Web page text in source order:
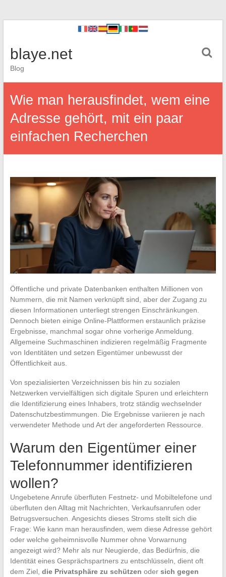
blaye.net
Blog
Wie man herausfindet, wem eine
Adresse gehört, mit ein paar
einfachen Recherchen
Öffentliche und private Datenbanken enthalten Millionen von
Nummern, die mit Namen verknüpft sind, aber der Zugang zu
diesen Informationen unterliegt strengen Einschränkungen.
Dennoch bieten einige Online-Plattformen erstaunlich präzise
Ergebnisse, manchmal sogar ohne vorherige Anmeldung.
Allgemeine Suchmaschinen indizieren regelmäßig Fragmente
von Identitäten und setzen Eigentümer unbewusst der
Öffentlichkeit aus.
Von spezialisierten Verzeichnissen bis hin zu sozialen
Netzwerken vervielfältigen sich digitale Spuren und erleichtern
die Identifizierung eines Inhabers, trotz ständig wechselnder
Datenschutzbestimmungen. Die Ergebnisse variieren je nach
verwendeter Methode und Art der angeforderten Ressource.
Warum den Eigentümer einer
Telefonnummer identifizieren
wollen?
Ungebetene Anrufe überfluten Festnetz- und Mobiltelefone und
überfluten den Alltag mit Nachrichten, Verkaufsanrufen oder
Betrugsversuchen. Angesichts dieses Stroms stellt sich die
Frage: Wie kann man herausfinden, wem diese Adresse gehört
oder welche geheimnisvolle Nummer ohne Vorwarnung
angezeigt wird? Mehr als nur Neugierde, das Bedürfnis, die
Identität eines Gesprächspartners zu entschlüsseln, dient oft
dem Ziel, die Privatsphäre zu schützen oder sich gegen